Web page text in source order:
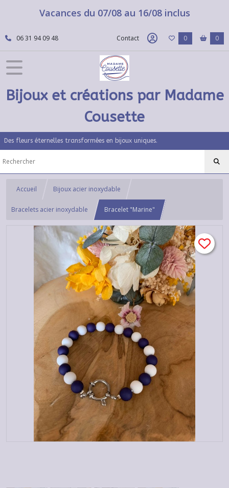
Vacances du 07/08 au 16/08 inclus
06 31 94 09 48 Contact 0 0
Bijoux et créations par Madame
Cousette
Des fleurs éternelles transformées en bijoux uniques.
Accueil Bijoux acier inoxydable
Bracelets acier inoxydable Bracelet "Marine"